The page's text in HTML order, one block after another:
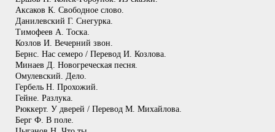
Аксаков К. Свободное слово.
Данилевский Г. Снегурка.
Тимофеев А. Тоска.
Козлов И. Вечерний звон.
Бернс. Нас семеро / Перевод И. Козлова.
Минаев Д. Новогреческая песня.
Омулевский. Дело.
Гербель Н. Прохожий.
Гейне. Разлука.
Рюккерт. У дверей / Перевод М. Михайлова.
Берг Ф. В поле.